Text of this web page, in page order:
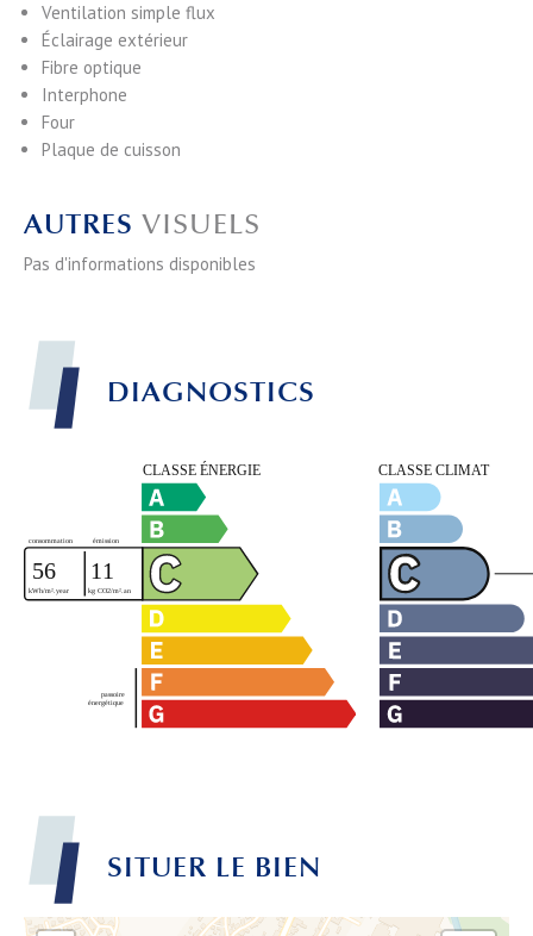
Ventilation simple flux
Éclairage extérieur
Fibre optique
Interphone
Four
Plaque de cuisson
AUTRES VISUELS
Pas d'informations disponibles
DIAGNOSTICS
SITUER LE BIEN